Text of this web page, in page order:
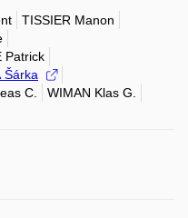
TISSIER Manon
Patrick
Šárka
C.
WIMAN Klas G.